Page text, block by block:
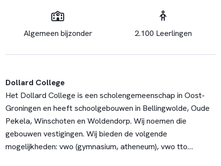
Algemeen bijzonder 2.100 Leerlingen
Dollard College
Het Dollard College is een scholengemeenschap in Oost-
Groningen en heeft schoolgebouwen in Bellingwolde, Oude
Pekela, Winschoten en Woldendorp. Wij noemen die
gebouwen vestigingen. Wij bieden de volgende
mogelijkheden: vwo (gymnasium, atheneum), vwo tto